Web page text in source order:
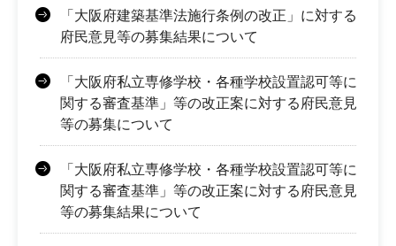
「大阪府建築基準法施行条例の改正」に対する
府民意見等の募集結果について
「大阪府私立専修学校・各種学校設置認可等に
関する審査基準」等の改正案に対する府民意見
等の募集について
「大阪府私立専修学校・各種学校設置認可等に
関する審査基準」等の改正案に対する府民意見
等の募集結果について